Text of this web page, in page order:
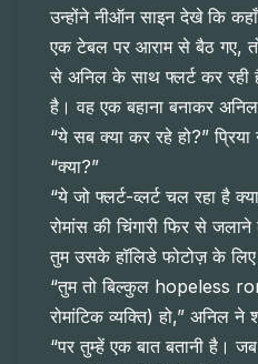
उन्होंने नीऑन साइन देखे कि
एक टेबल पर आराम से बैठ गए,
से अनिल के साथ फ्लर्ट कर रही
है। वह एक बहाना बनाकर
“ये सब क्या कर रहे हो?”
“क्या?”
“ये जो फ्लर्ट-व्लर्ट चल रहा है
रोमांस की चिंगारी फिर से
तुम उसके हॉलिडे फोटोज़ के लिए
“तुम तो बिल्कुल hopeless
रोमांटिक व्यक्ति) हो,” अनिल
“पर तुम्हें एक बात बतानी है।